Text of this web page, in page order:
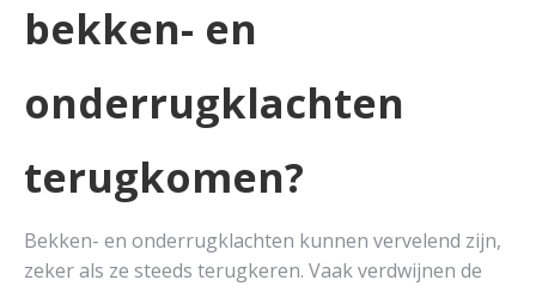
bekken- en
onderrugklachten
terugkomen?
Bekken- en onderrugklachten kunnen vervelend zijn,
zeker als ze steeds terugkeren. Vaak verdwijnen de